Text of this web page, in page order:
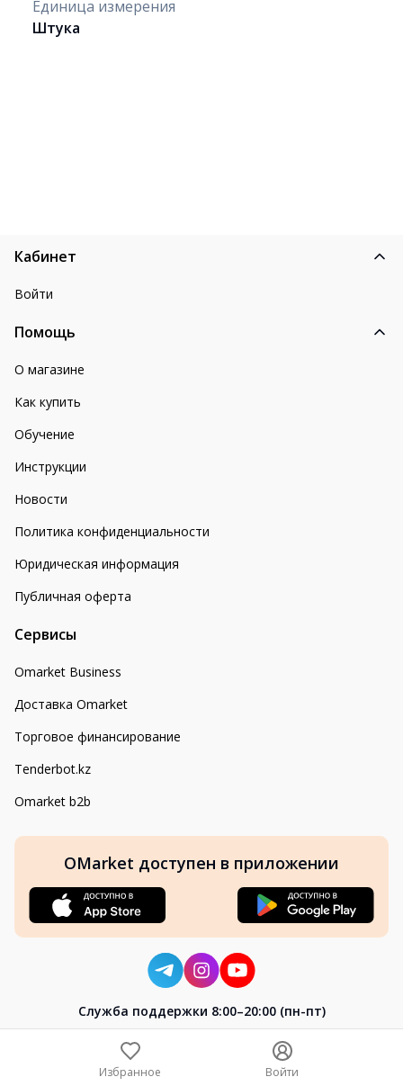
Единица измерения
Штука
Кабинет
Войти
Помощь
О магазине
Как купить
Обучение
Инструкции
Новости
Политика конфиденциальности
Юридическая информация
Публичная оферта
Сервисы
Omarket Business
Доставка Omarket
Торговое финансирование
Tenderbot.kz
Omarket b2b
OMarket доступен в приложении
Cлужба поддержки 8:00–20:00 (пн-пт)
Избранное Войти